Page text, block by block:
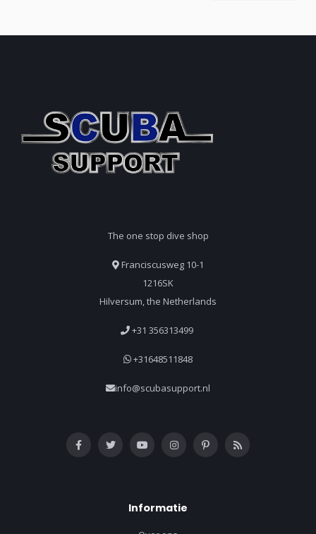
The one stop dive shop
Franciscusweg 10-1
1216SK
Hilversum, the Netherlands
+31 356313499
+31648511848
info@scubasupport.nl
Informatie